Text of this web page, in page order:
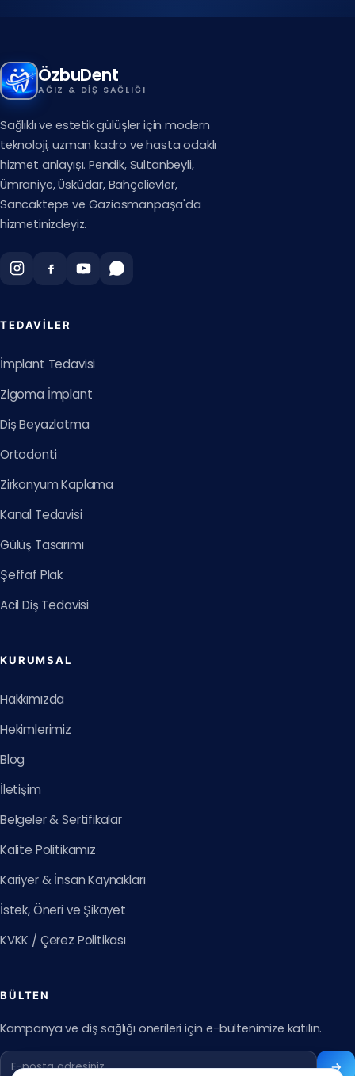
ÖzbuDent
AĞIZ & DIŞ SAĞLIĞI
Sağlıklı ve estetik gülüşler için modern
teknoloji, uzman kadro ve hasta odaklı
hizmet anlayışı. Pendik, Sultanbeyli,
Ümraniye, Üsküdar, Bahçelievler,
Sancaktepe ve Gaziosmanpaşa'da
hizmetinizdeyiz.
TEDAVILER
İmplant Tedavisi
Zigoma İmplant
Diş Beyazlatma
Ortodonti
Zirkonyum Kaplama
Kanal Tedavisi
Gülüş Tasarımı
Şeffaf Plak
Acil Diş Tedavisi
KURUMSAL
Hakkımızda
Hekimlerimiz
Blog
İletişim
Belgeler & Sertifikalar
Kalite Politikamız
Kariyer & İnsan Kaynakları
İstek, Öneri ve Şikayet
KVKK / Çerez Politikası
BÜLTEN
Kampanya ve diş sağlığı önerileri için e-bültenimize katılın.